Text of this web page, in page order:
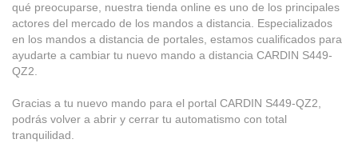
qué preocuparse, nuestra tienda online es uno de los principales
actores del mercado de los mandos a distancia. Especializados
en los mandos a distancia de portales, estamos cualificados para
ayudarte a cambiar tu nuevo mando a distancia CARDIN S449-
QZ2.
Gracias a tu nuevo mando para el portal CARDIN S449-QZ2,
podrás volver a abrir y cerrar tu automatismo con total
tranquilidad.